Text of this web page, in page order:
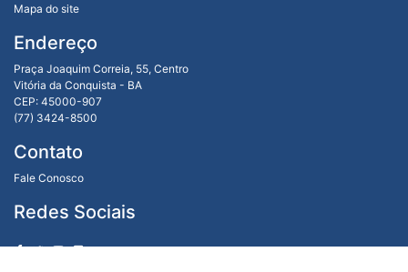
Mapa do site
Endereço
Praça Joaquim Correia, 55, Centro
Vitória da Conquista - BA
CEP: 45000-907
(77) 3424-8500
Contato
Fale Conosco
Redes Sociais